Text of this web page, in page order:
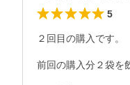
5
２回目の購入です。
前回の購入分２袋を